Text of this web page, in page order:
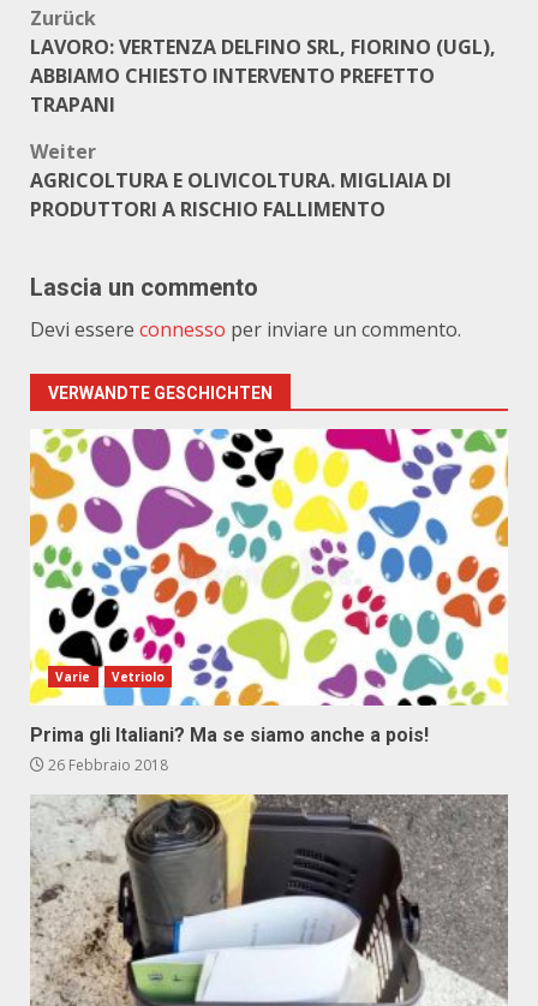
Beitragsnavigation
Zurück
LAVORO: VERTENZA DELFINO SRL, FIORINO (UGL),
ABBIAMO CHIESTO INTERVENTO PREFETTO
TRAPANI
Weiter
AGRICOLTURA E OLIVICOLTURA. MIGLIAIA DI
PRODUTTORI A RISCHIO FALLIMENTO
Lascia un commento
Devi essere connesso per inviare un commento.
VERWANDTE GESCHICHTEN
Varie Vetriolo
Prima gli Italiani? Ma se siamo anche a pois!
26 Febbraio 2018